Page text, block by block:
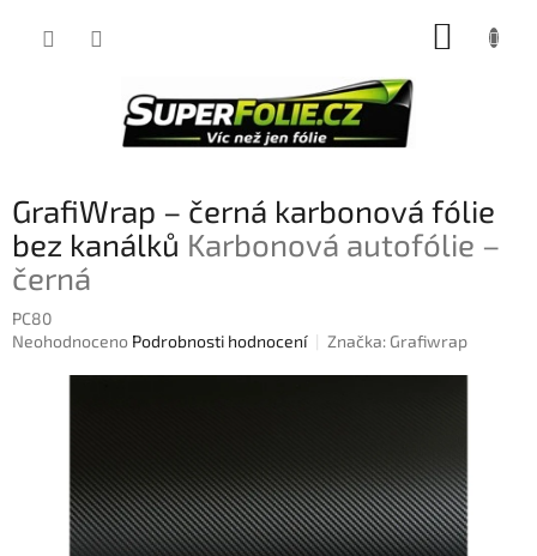
GrafiWrap – černá karbonová fólie
bez kanálků Karbonová autofólie –
černá
PC80
Průměrné
hvězdiček.
Neohodnoceno Podrobnosti hodnocení Značka: Grafiwrap